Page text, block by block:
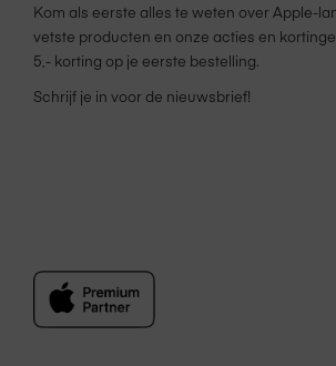
Kom als eerste alles te weten over Apple-
vetste producten en onze acties en
5,- korting op je eerste bestelling.
Schrijf je in voor de nieuwsbrief!